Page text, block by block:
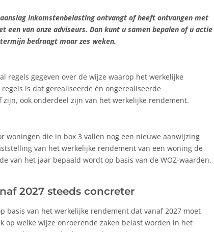
inkomstenbelasting ontvangt of heeft ontvangen met
een van onze adviseurs. Dan kunt u samen bepalen of u actie
bedraagt maar zes weken.
regels gegeven over de wijze waarop het werkelijke
is dat gerealiseerde én ongerealiseerde
ook onderdeel zijn van het werkelijke rendement.
woningen die in box 3 vallen nog een nieuwe aanwijzing
van het werkelijke rendement van een woning de
van het jaar bepaald wordt op basis van de WOZ-waarden.
2027 steeds concreter
basis van het werkelijke rendement dat vanaf 2027 moet
op welke wijze onroerende zaken belast worden in het